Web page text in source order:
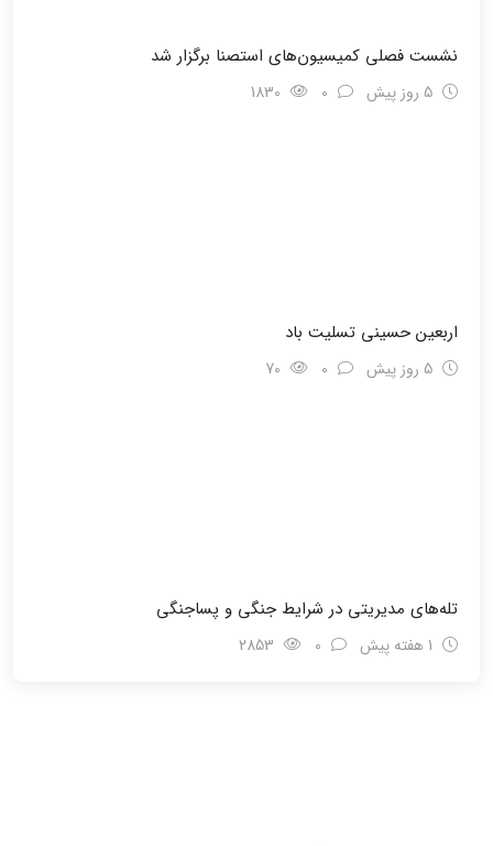
نشست فصلی کمیسیون‌های استصنا برگزار شد
اربعین حسینی تسلیت باد
تله‌های مدیریتی در شرایط جنگی و پسا‌جنگی